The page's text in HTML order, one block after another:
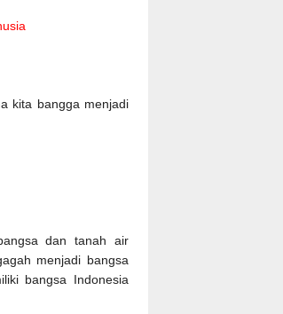
kita bangga menjadi
dan tanah air
menjadi bangsa
bangsa Indonesia